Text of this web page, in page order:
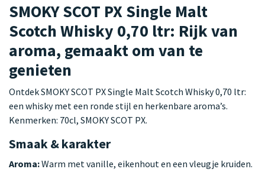
SMOKY SCOT PX Single Malt
Scotch Whisky 0,70 ltr: Rijk van
aroma, gemaakt om van te
genieten
Ontdek SMOKY SCOT PX Single Malt Scotch Whisky 0,70 ltr:
een whisky met een ronde stijl en herkenbare aroma’s.
Kenmerken: 70cl, SMOKY SCOT PX.
Smaak & karakter
Aroma:Warm met vanille, eikenhout en een vleugje kruiden.